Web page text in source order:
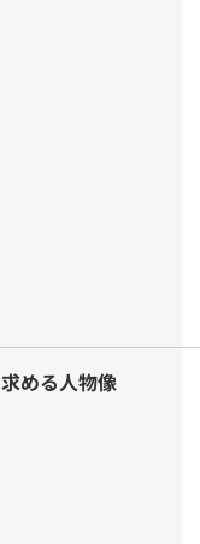
求める人物像